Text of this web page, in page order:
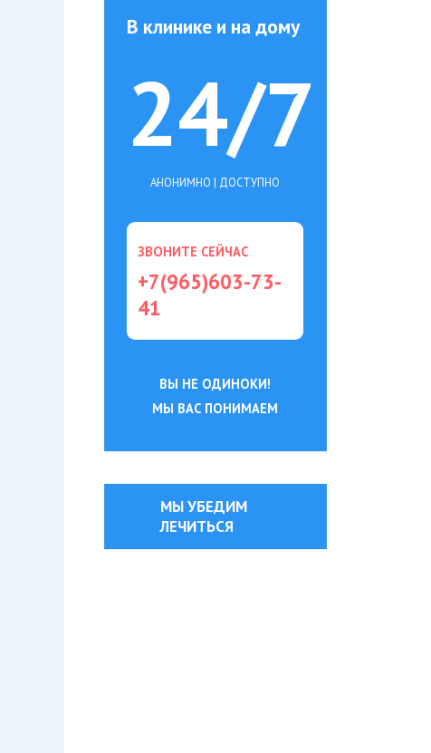
В клинике и на дому
24/7
АНОНИМНО | ДОСТУПНО
ЗВОНИТЕ СЕЙЧАС
+7(965)603-73-
41
ВЫ НЕ ОДИНОКИ!
МЫ ВАС ПОНИМАЕМ
МЫ УБЕДИМ
ЛЕЧИТЬСЯ